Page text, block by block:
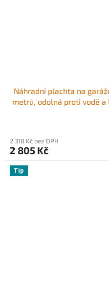
Náhradní plachta na
metrů, odolná proti vodě a
2 318 Kč bez DPH
2 805 Kč
Tip